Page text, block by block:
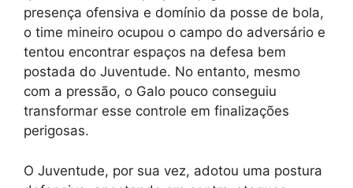
presença ofensiva e domínio da posse de bola,
o time mineiro ocupou o campo do adversário e
tentou encontrar espaços na defesa bem
postada do Juventude. No entanto, mesmo
com a pressão, o Galo pouco conseguiu
transformar esse controle em finalizações
perigosas.
O Juventude, por sua vez, adotou uma postura